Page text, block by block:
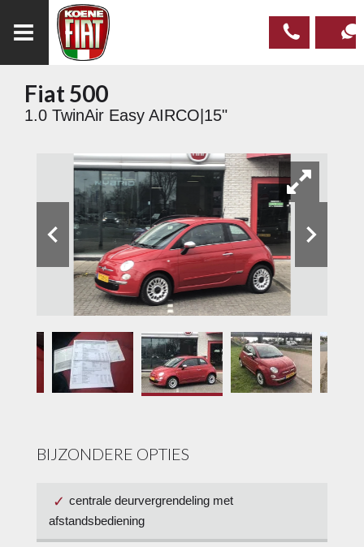
Fiat 500
1.0 TwinAir Easy AIRCO|15"
BIJZONDERE OPTIES
centrale deurvergrendeling met
afstandsbediening